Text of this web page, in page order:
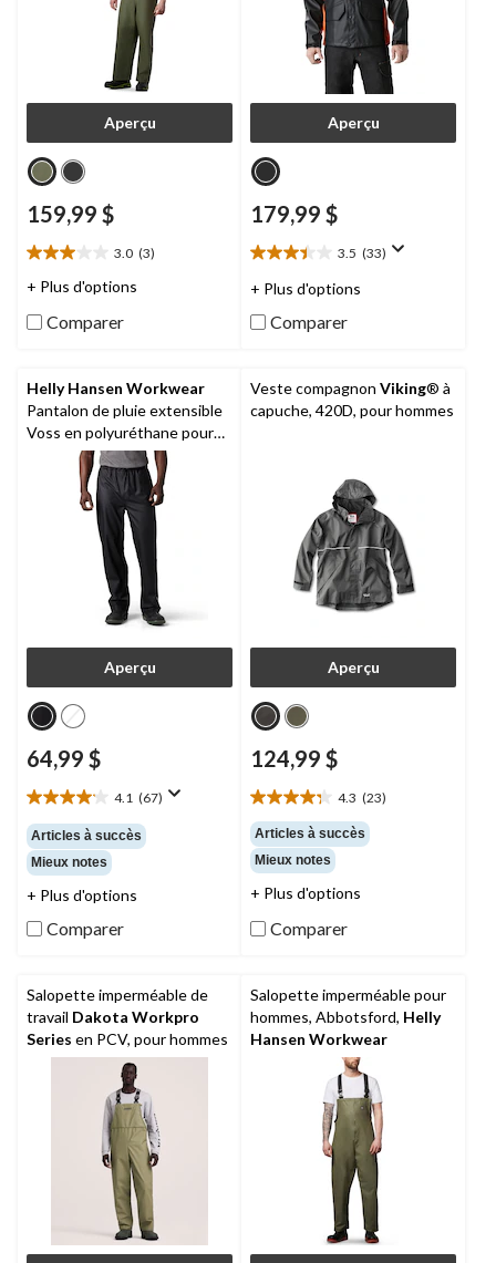
Aperçu
159,99 $
3.0 (3)
3.0
étoile(s)
5.
+ Plus d'options
Comparer
Aperçu
179,99 $
3.5 (33)
3.5
étoile(s)
5.
+ Plus d'options
Comparer
Helly Hansen Workwear
Pantalon de pluie extensible
Voss en polyuréthane pour
hommes
Aperçu
64,99 $
4.1 (67)
4.1
étoile(s)
sur
5.
67
Articles à succès
Mieux notes
+ Plus d'options
Comparer
Veste compagnon Viking® à
capuche, 420D, pour hommes
Aperçu
124,99 $
4.3 (23)
4.3
étoile(s)
sur
5.
23
Articles à succès
Mieux notes
+ Plus d'options
Comparer
Salopette imperméable de
travail Dakota Workpro
Series en PCV, pour hommes
Salopette imperméable pour
hommes, Abbotsford, Helly
Hansen Workwear